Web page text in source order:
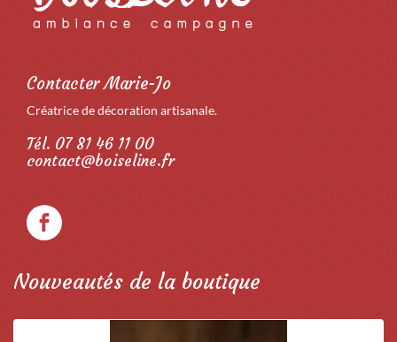
Contacter Marie-Jo
Créatrice de décoration artisanale.
Tél. 07 81 46 11 00
contact@boiseline.fr
Nouveautés de la boutique